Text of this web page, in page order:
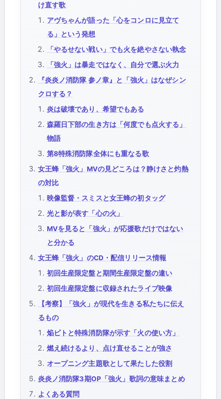
け直す歌
アヴちゃんが語った「心をコンロに見立て
る」という発想
「やるせない戦い」でも火を絶やさない執念
「強火」は暴走ではなく、自分で選ぶ火力
『炎炎ノ消防隊 参ノ章』と「強火」はなぜシン
クロする？
炎は破壊であり、希望でもある
森羅日下部の生き方は「何度でも点火する」
物語
第8特殊消防隊全体にも重なる歌
女王蜂「強火」MVの見どころは？静けさと灼熱
の対比
映像監督・スミスと女王蜂の初タッグ
光と影が表す「心の火」
MVを見ると「強火」が応援歌だけではない
と分かる
女王蜂「強火」のCD・配信リリース情報
初回生産限定盤と期間生産限定盤の違い
初回生産限定盤に収録されたライブ映像
【考察】「強火」が現代を生きる私たちに伝え
るもの
焔ビトと特殊消防隊が示す「火の使い方」
燃え続けるより、点け直せることが強さ
オープニング主題歌として果たした役割
炎炎ノ消防隊3期OP「強火」歌詞の意味まとめ
よくある質問